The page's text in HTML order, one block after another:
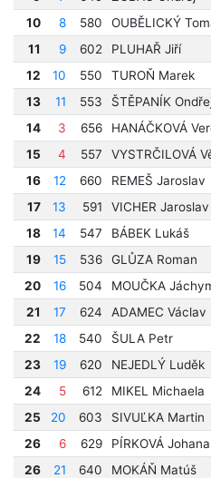
10
8 580 OUBĚLICKÝ
11
9 602 PLUHAŘ Jiří
12
10 550 TUROŇ Marek
13
11 553 ŠTĚPANÍK
14
3 656 HANÁČKOVÁ
15
4 557 VYSTRČILOVÁ
16
12 660 REMEŠ Jaroslav
17
13 591 VICHER Jaroslav
18
14 547 BÁBEK Lukáš
19
15 536 GLŮZA Roman
20
16 504 MOUČKA
21
17 624 ADAMEC Václav
22
18 540 ŠULA Petr
23
19 620 NEJEDLÝ Luděk
24
5 612 MIKEL Michaela
25
20 603 SIVUĽKA Martin
26
6 629 PÍRKOVÁ Johana
26
21 640 MOKÁŇ Matúš